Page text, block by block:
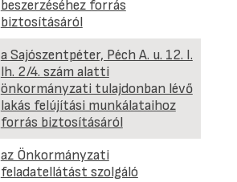
beszerzéséhez forrás
biztosításáról
a Sajószentpéter, Péch A. u. 12. I.
lh. 2/4. szám alatti
önkormányzati tulajdonban lévő
lakás felújítási munkálataihoz
forrás biztosításáról
az Önkormányzati
feladatellátást szolgáló